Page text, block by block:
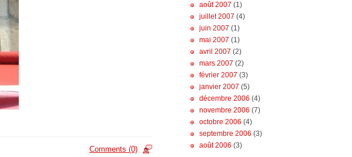
Comments (0)
août 2007 (1)
juillet 2007 (4)
juin 2007 (1)
mai 2007 (1)
avril 2007 (2)
mars 2007 (2)
février 2007 (3)
janvier 2007 (5)
décembre 2006 (4)
novembre 2006 (7)
octobre 2006 (4)
septembre 2006 (3)
août 2006 (3)